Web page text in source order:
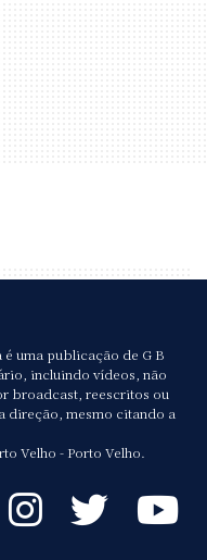
uma publicação de G B
incluindo vídeos, não
broadcast, reescritos ou
direção, mesmo citando a
Velho - Porto Velho.